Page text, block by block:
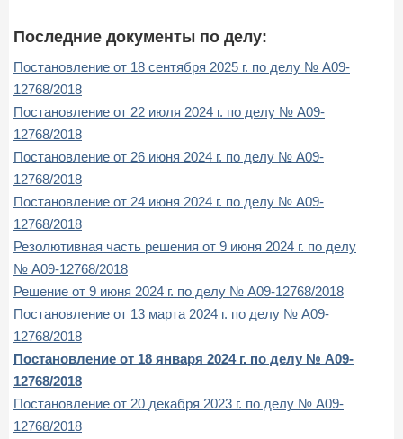
Последние документы по делу:
Постановление от 18 сентября 2025 г. по делу № А09-
12768/2018
Постановление от 22 июля 2024 г. по делу № А09-
12768/2018
Постановление от 26 июня 2024 г. по делу № А09-
12768/2018
Постановление от 24 июня 2024 г. по делу № А09-
12768/2018
Резолютивная часть решения от 9 июня 2024 г. по делу
№ А09-12768/2018
Решение от 9 июня 2024 г. по делу № А09-12768/2018
Постановление от 13 марта 2024 г. по делу № А09-
12768/2018
Постановление от 18 января 2024 г. по делу № А09-
12768/2018
Постановление от 20 декабря 2023 г. по делу № А09-
12768/2018